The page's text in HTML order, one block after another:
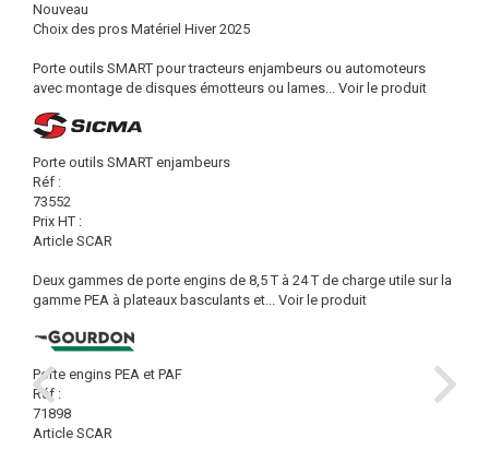
Nouveau
Choix des pros Matériel Hiver 2025
Porte outils SMART pour tracteurs enjambeurs ou automoteurs
avec montage de disques émotteurs ou lames... Voir le produit
Porte outils SMART enjambeurs
Réf :
73552
Prix HT :
Article SCAR
Deux gammes de porte engins de 8,5 T à 24 T de charge utile sur la
gamme PEA à plateaux basculants et... Voir le produit
Porte engins PEA et PAF
Réf :
71898
Article SCAR